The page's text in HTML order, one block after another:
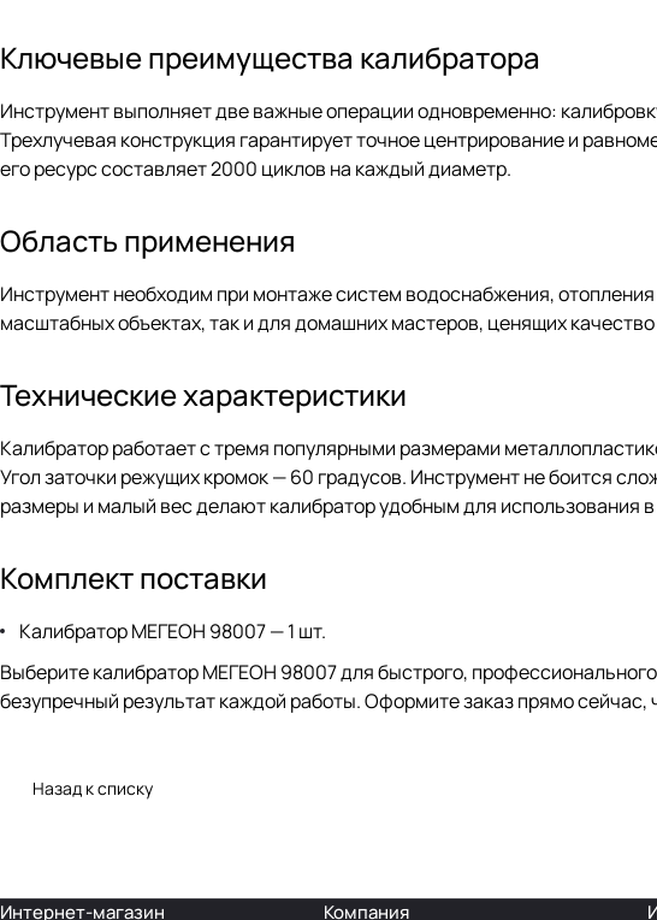
Ключевые преимущества калибратора
Инструмент выполняет две важные операции одновременно:
Трехлучевая конструкция гарантирует точное центрирование и
его ресурс составляет 2000 циклов на каждый диаметр.
Область применения
Инструмент необходим при монтаже систем водоснабжения,
масштабных объектах, так и для домашних мастеров, ценящих
Технические характеристики
Калибратор работает с тремя популярными размерами
Угол заточки режущих кромок — 60 градусов. Инструмент не боится
размеры и малый вес делают калибратор удобным для использования
Комплект поставки
Калибратор МЕГЕОН 98007 — 1 шт.
Выберите калибратор МЕГЕОН 98007 для быстрого,
безупречный результат каждой работы. Оформите заказ прямо
Назад к списку
Интернет-магазин Компания